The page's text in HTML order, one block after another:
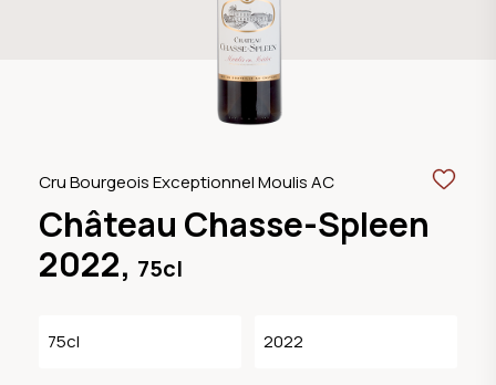
Cru Bourgeois Exceptionnel Moulis AC
Château Chasse-Spleen
2022, 75cl
75cl 2022